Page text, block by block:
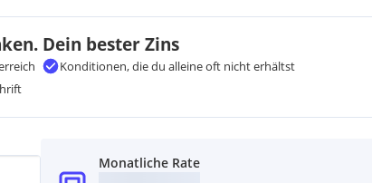
Dein bester Zins
Konditionen, die du alleine oft nicht erhältst
Monatliche Rate